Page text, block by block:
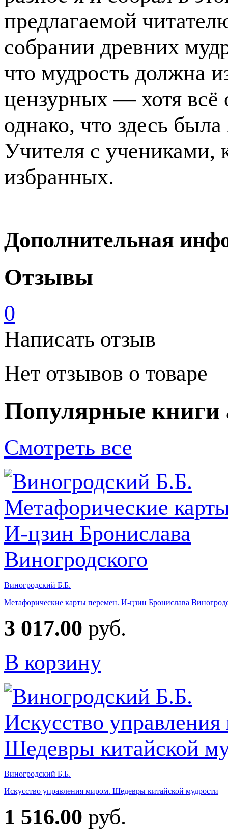
предлагаемой
собрании древних
что мудрость должна
цензурных — хотя всё
однако, что здесь
Учителя с учениками,
избранных.
Дополнительная
Отзывы
0
Написать отзыв
Нет отзывов о товаре
Популярные книги
Смотреть все
Виногродский Б.Б.
Метафорические карты перемен. И-цзин Бронислава
3 017.00 руб.
В корзину
Виногродский Б.Б.
Искусство управления миром. Шедевры китайской мудрости
1 516.00 руб.